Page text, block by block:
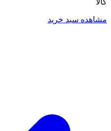
کالا
مشاهده سبد خرید